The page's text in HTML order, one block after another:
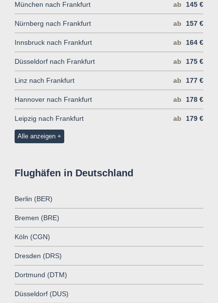
München nach Frankfurt ab 145 €
Nürnberg nach Frankfurt ab 157 €
Innsbruck nach Frankfurt ab 164 €
Düsseldorf nach Frankfurt ab 175 €
Linz nach Frankfurt ab 177 €
Hannover nach Frankfurt ab 178 €
Leipzig nach Frankfurt ab 179 €
Alle anzeigen
Flughäfen in Deutschland
Berlin (BER)
Bremen (BRE)
Köln (CGN)
Dresden (DRS)
Dortmund (DTM)
Düsseldorf (DUS)